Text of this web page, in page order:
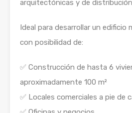
arquitectónicas y de
Ideal para desarrollar un edificio
con posibilidad de:
✅ Construcción de hasta 6
aproximadamente 100 m²
✅ Locales comerciales a pie de